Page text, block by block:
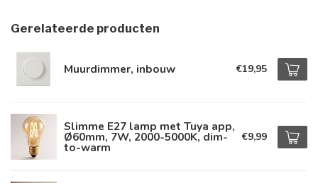
Gerelateerde producten
Muurdimmer, inbouw €19,95
Slimme E27 lamp met Tuya app,
Ø60mm, 7W, 2000-5000K, dim-
to-warm
€9,99